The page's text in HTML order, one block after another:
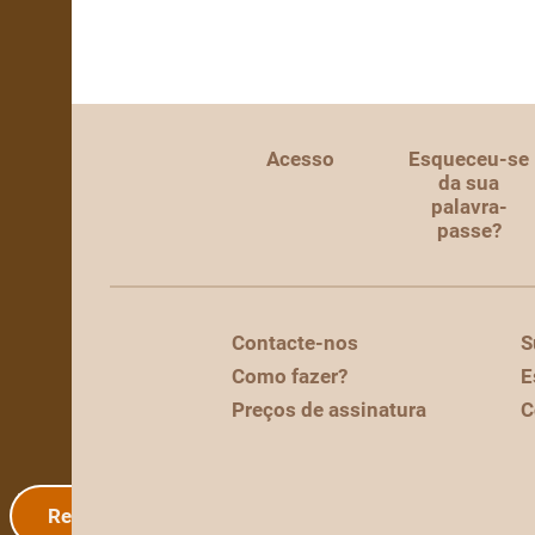
Registo
Acesso
Esqueceu-se
da sua
palavra-
passe?
Contacte-nos
Como fazer?
Preços de assinatura